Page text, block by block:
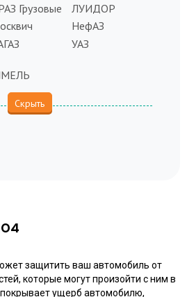
Грузовые
ЛУИДОР
НефАЗ
УАЗ
защитить ваш автомобиль от
которые могут произойти с ним в
ущерб автомобилю,